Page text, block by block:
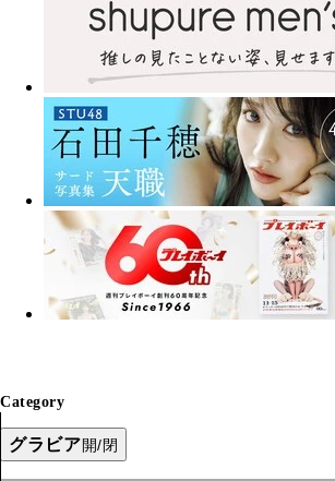
Category
グラビア開/閉